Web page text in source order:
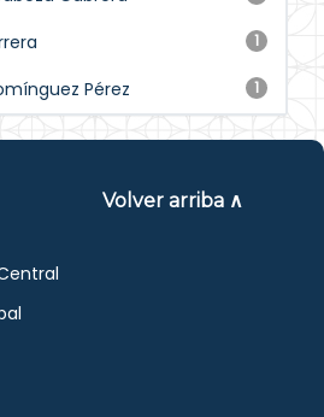
1
1
Pérez
Volver arriba ∧